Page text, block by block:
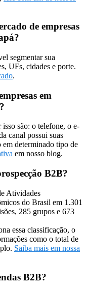
de empresas
segmentar sua
UFs, cidades e porte.
.
em
são: o telefone, o e-
canal possui suas
em determinado tipo de
em nosso blog.
B2B?
Atividades
do Brasil em 1.301
285 grupos e 673
essa classificação, o
como o total de
Saiba mais em nossa
B2B?